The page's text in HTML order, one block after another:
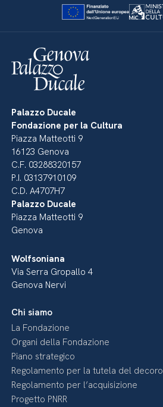
Palazzo Ducale
Fondazione per la Cultura
Piazza Matteotti 9
16123 Genova
C.F. 03288320157
P.I. 03137910109
C.D. A4707H7
Palazzo Ducale
Piazza Matteotti 9
Genova
Wolfsoniana
Via Serra Gropallo 4
Genova Nervi
Chi siamo
La Fondazione
Organi della Fondazione
Piano strategico
Regolamento per la tutela del decoro
Regolamento per l’acquisizione
Progetto PNRR